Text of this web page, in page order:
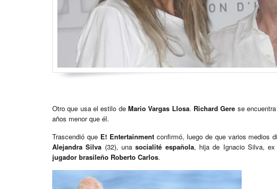
Otro que usa el estilo de Mario Vargas Llosa. Richard Gere se
años menor que él.
Trascendió que E! Entertainmentconfirmó, luego de que varios medios
Alejandra Silva (32), unasocialité española, hija de Ignacio Silva, ex
jugador brasileño Roberto Carlos.